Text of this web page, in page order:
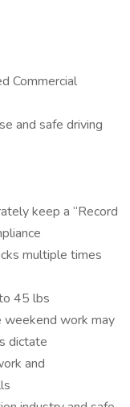
Commercial
and safe driving
keep a “Record
multiple times
45 lbs
weekend work may
dictate
and